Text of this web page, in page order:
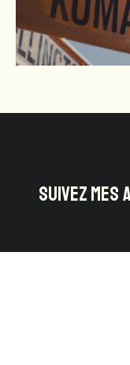
SUIVEZ MES